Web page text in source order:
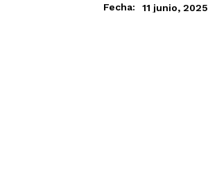
Fecha: 11 junio, 2025